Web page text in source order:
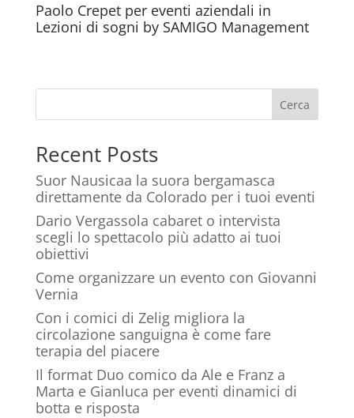
Paolo Crepet per eventi aziendali in
Lezioni di sogni by SAMIGO Management
Cerca
Recent Posts
Suor Nausicaa la suora bergamasca
direttamente da Colorado per i tuoi eventi
Dario Vergassola cabaret o intervista
scegli lo spettacolo più adatto ai tuoi
obiettivi
Come organizzare un evento con Giovanni
Vernia
Con i comici di Zelig migliora la
circolazione sanguigna è come fare
terapia del piacere
Il format Duo comico da Ale e Franz a
Marta e Gianluca per eventi dinamici di
botta e risposta